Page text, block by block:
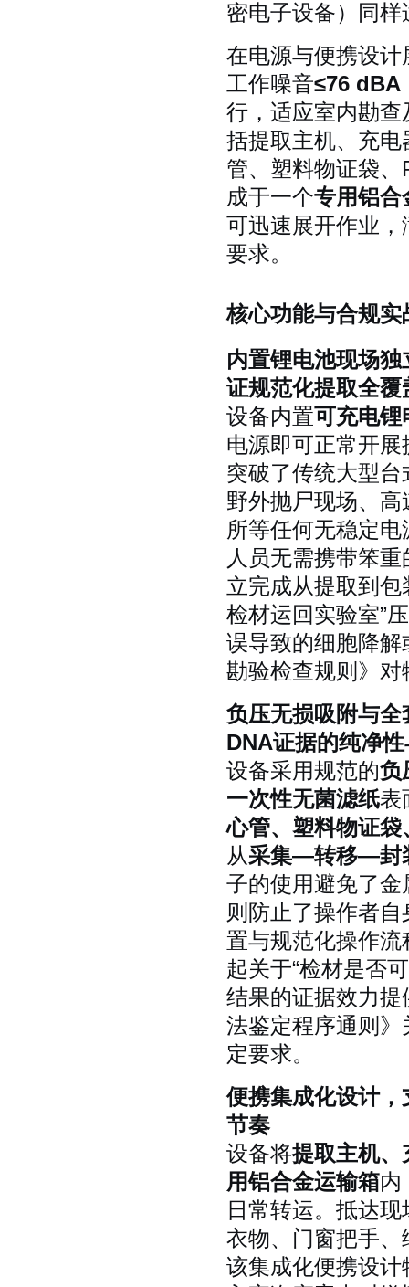
密电子设备）同样
在电源与便携设
工作噪音≤76 dBA
行，适应室内勘
括提取主机、充
管、塑料物证袋
成于一个专用铝合
可迅速展开作业
要求。
核心功能与合规实
内置锂电池现场
证规范化提取全覆
设备内置可充电锂
电源即可正常开
突破了传统大型
野外抛尸现场、
所等任何无稳定
人员无需携带笨
立完成从提取到
检材运回实验室”
误导致的细胞降
勘验检查规则》对
负压无损吸附与
DNA证据的纯净
设备采用规范的负
一次性无菌滤纸表
心管、塑料物证
从采集—转移—封
子的使用避免了
则防止了操作者
置与规范化操作
起关于“检材是否
结果的证据效力
法鉴定程序通则
定要求。
便携集成化设计
节奏
设备将提取主机、
用铝合金运输箱内
日常转运。抵达
衣物、门窗把手
该集成化便携设